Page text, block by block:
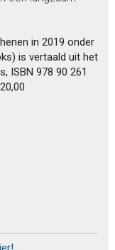
in 2019 onder
is vertaald uit het
ISBN 978 90 261